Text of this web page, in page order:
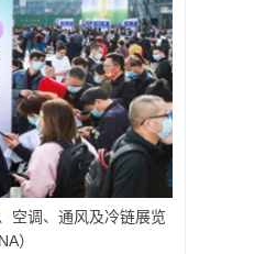
空调、通风及冷链展览
）